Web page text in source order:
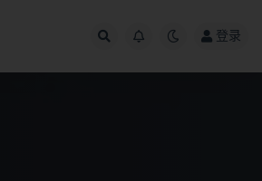
登录